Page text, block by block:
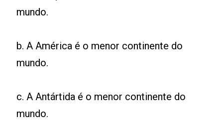
mundo.
b. A América é o menor continente do
mundo.
c. A Antártida é o menor continente do
mundo.